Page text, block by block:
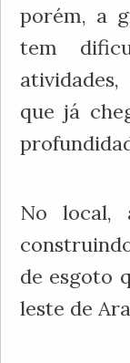
porém, a
tem
que já
No local,
de esgoto
leste de